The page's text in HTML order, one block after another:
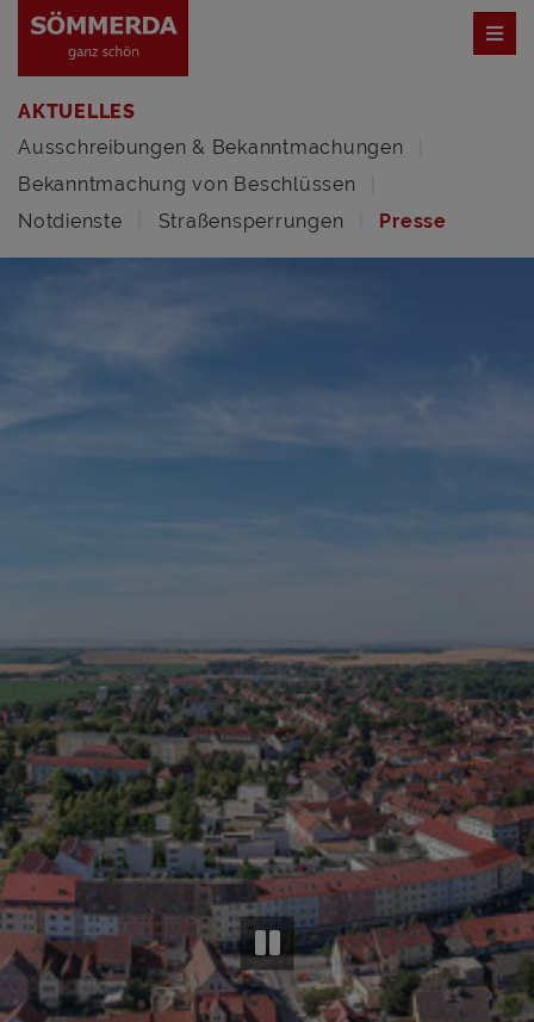
AKTUELLES
Ausschreibungen & Bekanntmachungen
Bekanntmachung von Beschlüssen
Notdienste
Straßensperrungen Presse